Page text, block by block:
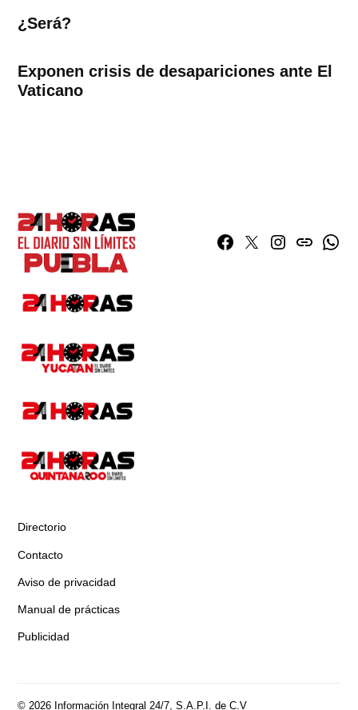
¿Será?
Exponen crisis de desapariciones ante El
Vaticano
Facebook
TwitterInstagram
issuu
Directorio
Contacto
Aviso de privacidad
Manual de prácticas
Publicidad
© 2026 Información Integral 24/7, S.A.P.I. de C.V